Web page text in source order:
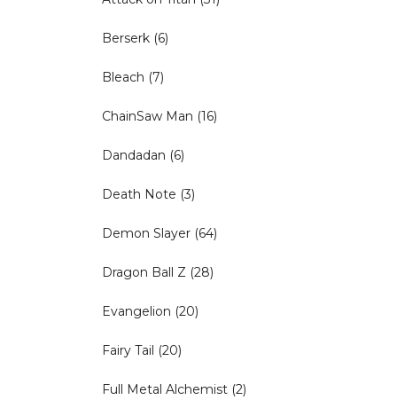
Berserk (6)
Bleach (7)
ChainSaw Man (16)
Dandadan (6)
Death Note (3)
Demon Slayer (64)
Dragon Ball Z (28)
Evangelion (20)
Fairy Tail (20)
Full Metal Alchemist (2)